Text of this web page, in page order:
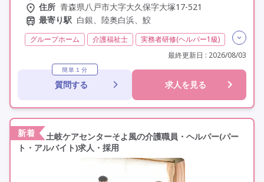
住所 青森県八戸市大字大久保字大塚17-521
最寄り駅 白銀、陸奥白浜、鮫
グループホーム 介護福祉士
実務者研修(ヘルパー1級)
残業月20時間以内
残業ほぼなし
常勤 非常勤
社会保険完備
交通費支給
学歴不問
定年60歳以上
最終更新日 : 2026/08/03
簡単１分
質問する 求人を見る
新着
土岐ケアセンターそよ風の介護職員・ヘルパー(パー
ト・アルバイト)求人・採用